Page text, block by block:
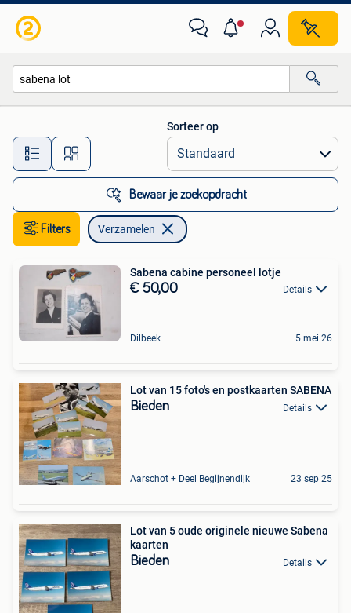
Alle afstanden…
Sorteer op
Bewaar je zoekopdracht
Filters Verzamelen
Sabena cabine personeel lotje
€ 50,00 Details
Dilbeek 5 mei 26
Lot van 15 foto's en postkaarten SABENA
Bieden Details
Aarschot + Deel Begijnendijk 23 sep 25
Lot van 5 oude originele nieuwe Sabena
kaarten
Bieden Details